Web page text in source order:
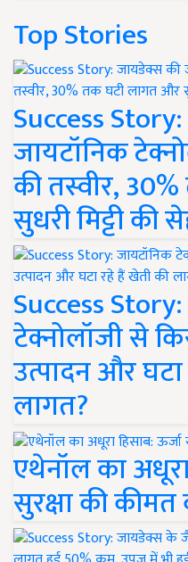
Top Stories
Success
जायटॉनिक
की तस्वीर,
सुधरी मिट्टी की
Success
टेक्नोलॉजी से
उत्पादन और
लागत?
एथेनॉल का
सुरक्षा की